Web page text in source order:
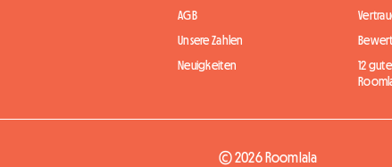
AGB
Unsere Zahlen
Neuigkeiten
12
© 2026 Roomlala